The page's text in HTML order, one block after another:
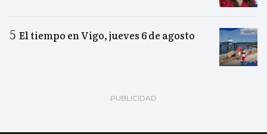
El tiempo en Vigo, jueves 6 de agosto